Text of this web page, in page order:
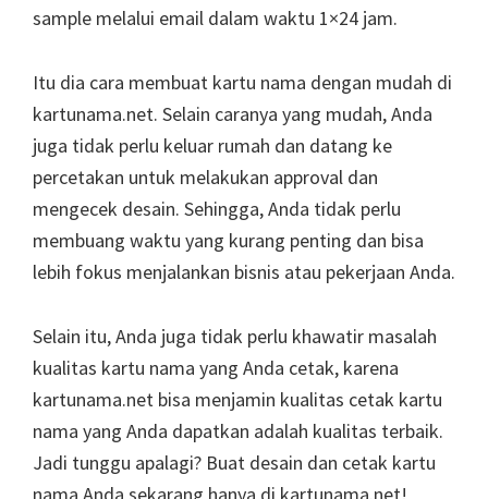
sample melalui email dalam waktu 1×24 jam.
Itu dia cara membuat kartu nama dengan mudah di
kartunama.net. Selain caranya yang mudah, Anda
juga tidak perlu keluar rumah dan datang ke
percetakan untuk melakukan approval dan
mengecek desain. Sehingga, Anda tidak perlu
membuang waktu yang kurang penting dan bisa
lebih fokus menjalankan bisnis atau pekerjaan Anda.
Selain itu, Anda juga tidak perlu khawatir masalah
kualitas kartu nama yang Anda cetak, karena
kartunama.net bisa menjamin kualitas cetak kartu
nama yang Anda dapatkan adalah kualitas terbaik.
Jadi tunggu apalagi? Buat desain dan cetak kartu
nama Anda sekarang hanya di kartunama.net!